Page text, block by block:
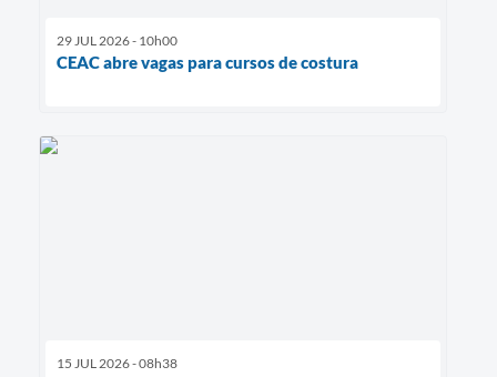
29 JUL 2026 - 10h00
CEAC abre vagas para cursos de costura
15 JUL 2026 - 08h38